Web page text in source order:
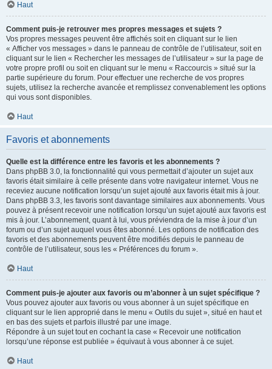
Haut
Comment puis-je retrouver mes propres messages et sujets ?
Vos propres messages peuvent être affichés soit en cliquant sur le lien
« Afficher vos messages » dans le panneau de contrôle de l’utilisateur, soit en
cliquant sur le lien « Rechercher les messages de l’utilisateur » sur la page de
votre propre profil ou soit en cliquant sur le menu « Raccourcis » situé sur la
partie supérieure du forum. Pour effectuer une recherche de vos propres
sujets, utilisez la recherche avancée et remplissez convenablement les options
qui vous sont disponibles.
Haut
Favoris et abonnements
Quelle est la différence entre les favoris et les abonnements ?
Dans phpBB 3.0, la fonctionnalité qui vous permettait d’ajouter un sujet aux
favoris était similaire à celle présente dans votre navigateur internet. Vous ne
receviez aucune notification lorsqu’un sujet ajouté aux favoris était mis à jour.
Dans phpBB 3.3, les favoris sont davantage similaires aux abonnements. Vous
pouvez à présent recevoir une notification lorsqu’un sujet ajouté aux favoris est
mis à jour. L’abonnement, quant à lui, vous préviendra de la mise à jour d’un
forum ou d’un sujet auquel vous êtes abonné. Les options de notification des
favoris et des abonnements peuvent être modifiés depuis le panneau de
contrôle de l’utilisateur, sous les « Préférences du forum ».
Haut
Comment puis-je ajouter aux favoris ou m’abonner à un sujet spécifique ?
Vous pouvez ajouter aux favoris ou vous abonner à un sujet spécifique en
cliquant sur le lien approprié dans le menu « Outils du sujet », situé en haut et
en bas des sujets et parfois illustré par une image.
Répondre à un sujet tout en cochant la case « Recevoir une notification
lorsqu’une réponse est publiée » équivaut à vous abonner à ce sujet.
Haut